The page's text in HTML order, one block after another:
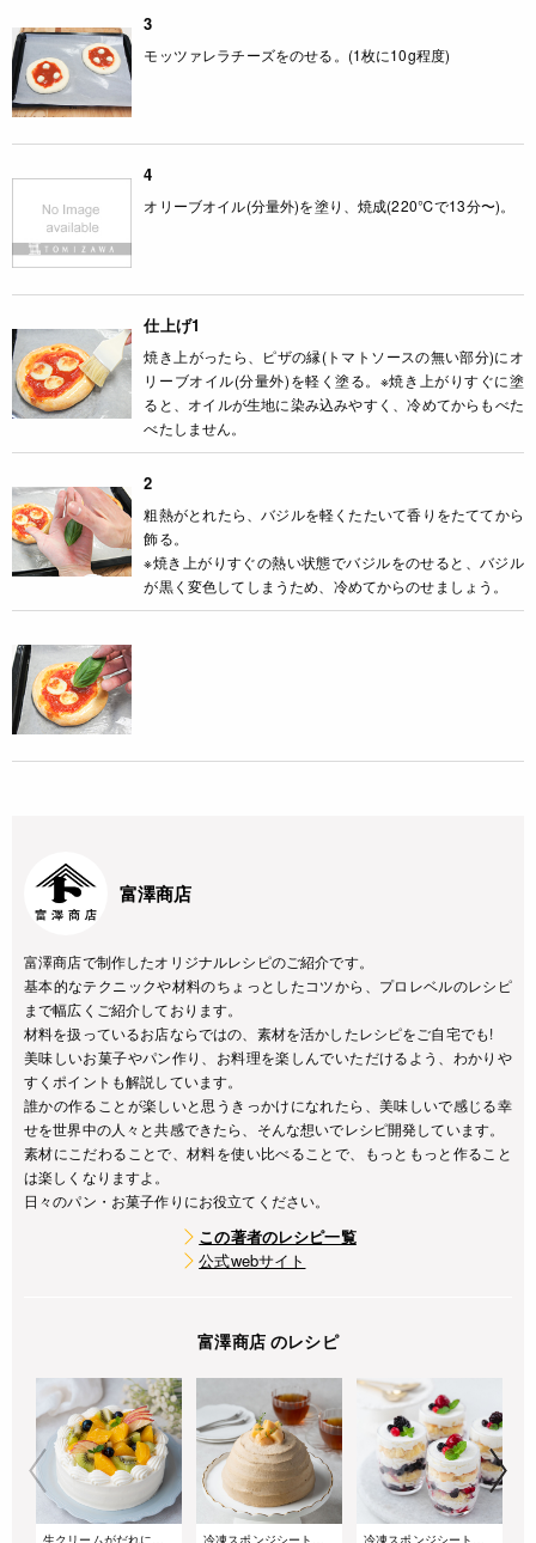
3
モッツァレラチーズをのせる。(1枚に10g程度)
4
オリーブオイル(分量外)を塗り、焼成(220℃で13分〜)。
仕上げ1
焼き上がったら、ピザの縁(トマトソースの無い部分)にオ
リーブオイル(分量外)を軽く塗る。※焼き上がりすぐに塗
ると、オイルが生地に染み込みやすく、冷めてからもべた
べたしません。
2
粗熱がとれたら、バジルを軽くたたいて香りをたててから
飾る。
※焼き上がりすぐの熱い状態でバジルをのせると、バジル
が黒く変色してしまうため、冷めてからのせましょう。
富澤商店
富澤商店で制作したオリジナルレシピのご紹介です。
基本的なテクニックや材料のちょっとしたコツから、プロレベルのレシピ
まで幅広くご紹介しております。
材料を扱っているお店ならではの、素材を活かしたレシピをご自宅でも!
美味しいお菓子やパン作り、お料理を楽しんでいただけるよう、わかりや
すくポイントも解説しています。
誰かの作ることが楽しいと思うきっかけになれたら、美味しいで感じる幸
せを世界中の人々と共感できたら、そんな想いでレシピ開発しています。
素材にこだわることで、材料を使い比べることで、もっともっと作ること
は楽しくなりますよ。
日々のパン・お菓子作りにお役立てください。
この著者のレシピ一覧
公式webサイト
富澤商店 のレシピ